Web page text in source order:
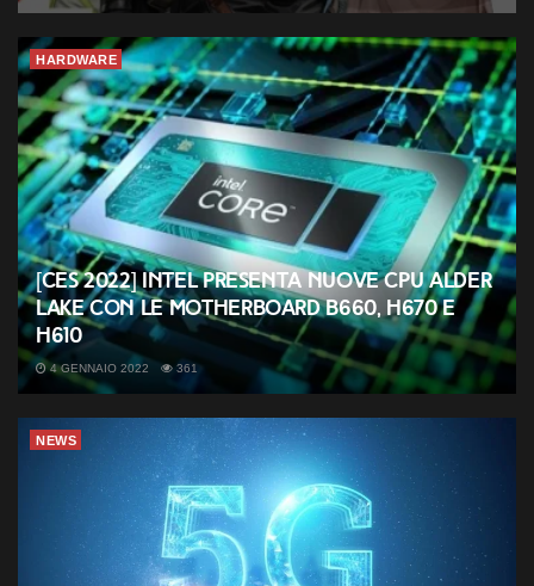
HARDWARE
[CES 2022] Intel presenta nuove CPU Alder
Lake con le motherboard B660, H670 e
H610
4 GENNAIO 2022 361
NEWS